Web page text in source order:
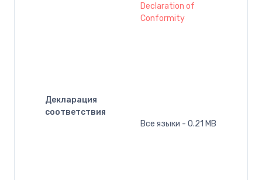
Декларация
соответствия
Declaration of
Conformity
Все языки - 0.21 MB